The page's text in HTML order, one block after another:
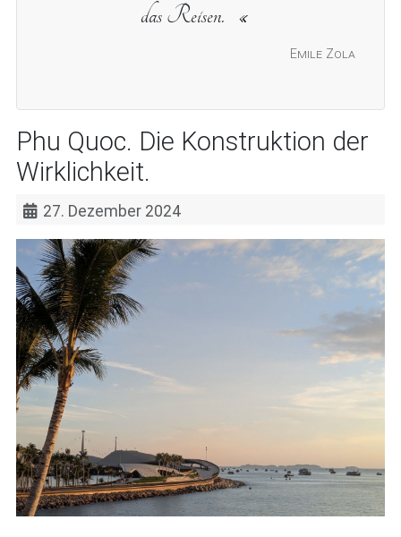
Emile Zola
das Reisen.
Phu Quoc. Die Konstruktion der
Wirklichkeit.
27. Dezember 2024